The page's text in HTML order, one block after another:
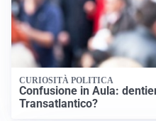
CURIOSITÀ POLITICA
Confusione in Aula:
Transatlantico?